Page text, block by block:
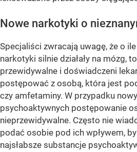
Nowe narkotyki o
Specjaliści zwracają uwagę, że o
narkotyki silnie działały na mózg,
przewidywalne i doświadczeni
postępować z osobą, która jest
czy amfetaminy. W przypadku
psychoaktywnych postępowanie
nieprzewidywalne. Często nie
podać osobie pod ich wpływem,
najsłabsze substancje